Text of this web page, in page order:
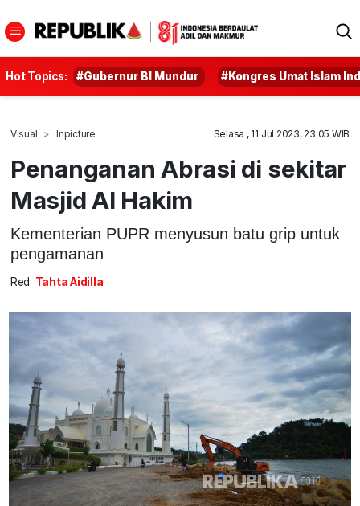
Hot Topics: #Gubernur BI Mundur #Kongres Umat Islam
Visual Inpicture Selasa , 11 Jul 2023, 23:05 WIB
Penanganan Abrasi di sekitar
Masjid Al Hakim
Kementerian PUPR menyusun batu grip untuk
pengamanan
Red: Tahta Aidilla